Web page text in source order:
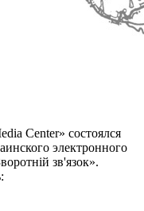
Center» состоялся
электронного
зв'язок».